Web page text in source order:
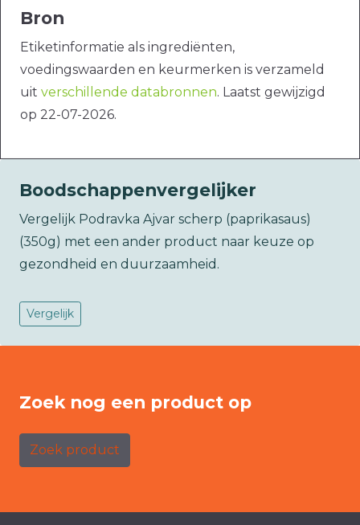
Bron
Etiketinformatie als ingrediënten,
voedingswaarden en keurmerken is verzameld
uit verschillende databronnen. Laatst gewijzigd
op 22-07-2026.
Boodschappenvergelijker
Vergelijk Podravka Ajvar scherp (paprikasaus)
(350g) met een ander product naar keuze op
gezondheid en duurzaamheid.
Vergelijk
Zoek nog een product op
Zoek product